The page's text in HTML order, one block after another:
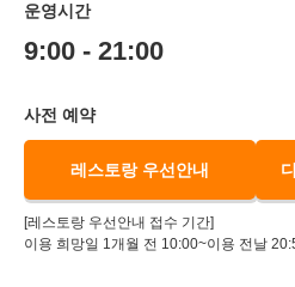
운영시간
9:00 - 21:00
사전 예약
레스토랑 우선안내
[레스토랑 우선안내 접수 기간]
이용 희망일 1개월 전 10:00~이용 전날